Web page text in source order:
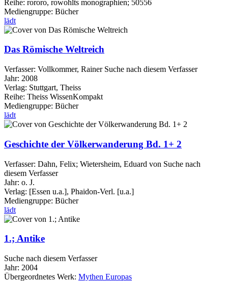
Reihe: rororo, rowohlts monographien; 50556
Mediengruppe: Bücher
lädt
Das Römische Weltreich
Verfasser: Vollkommer, Rainer Suche nach diesem Verfasser
Jahr: 2008
Verlag: Stuttgart, Theiss
Reihe: Theiss WissenKompakt
Mediengruppe: Bücher
lädt
Geschichte der Völkerwanderung Bd. 1+ 2
Verfasser: Dahn, Felix; Wietersheim, Eduard von Suche nach
diesem Verfasser
Jahr: o. J.
Verlag: [Essen u.a.], Phaidon-Verl. [u.a.]
Mediengruppe: Bücher
lädt
1.; Antike
Suche nach diesem Verfasser
Jahr: 2004
Übergeordnetes Werk: Mythen Europas